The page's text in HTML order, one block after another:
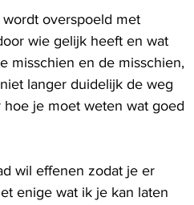
overspoeld met
wie gelijk heeft en wat
misschien en de misschien,
langer duidelijk de weg
je moet weten wat goed
wil effenen zodat je er
enige wat ik je kan laten